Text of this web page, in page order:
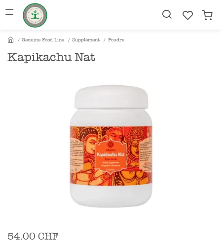
Skip to main content
Genuine Food Line Supplément Poudre
Kapikachu Nat
54.00 CHF